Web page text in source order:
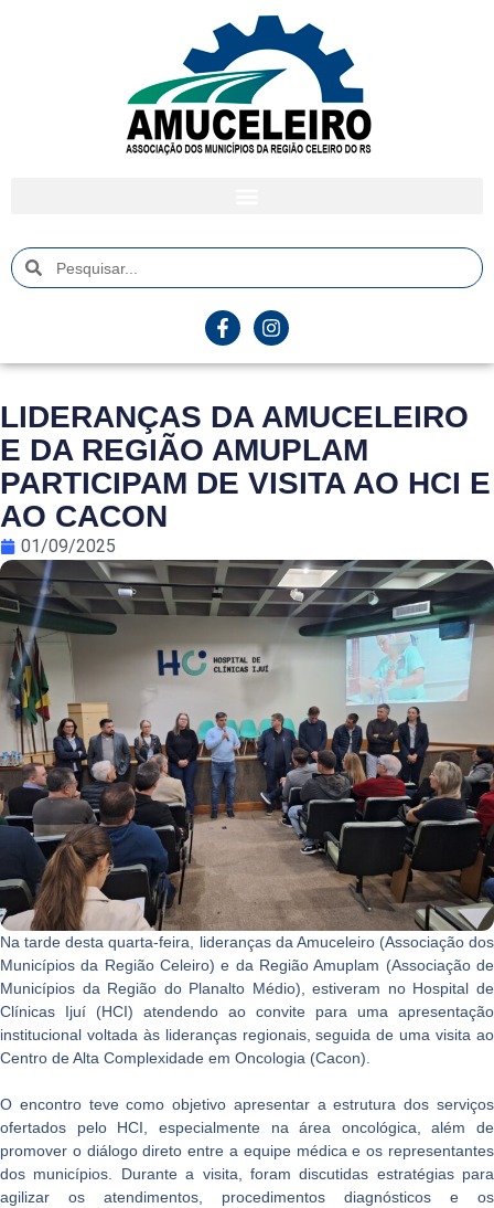
LIDERANÇAS DA AMUCELEIRO
E DA REGIÃO AMUPLAM
PARTICIPAM DE VISITA AO HCI E
AO CACON
01/09/2025
Na tarde desta quarta-feira, lideranças da Amuceleiro (Associação dos
Municípios da Região Celeiro) e da Região Amuplam (Associação de
Municípios da Região do Planalto Médio), estiveram no Hospital de
Clínicas Ijuí (HCI) atendendo ao convite para uma apresentação
institucional voltada às lideranças regionais, seguida de uma visita ao
Centro de Alta Complexidade em Oncologia (Cacon).
O encontro teve como objetivo apresentar a estrutura dos serviços
ofertados pelo HCI, especialmente na área oncológica, além de
promover o diálogo direto entre a equipe médica e os representantes
dos municípios. Durante a visita, foram discutidas estratégias para
agilizar os atendimentos, procedimentos diagnósticos e os